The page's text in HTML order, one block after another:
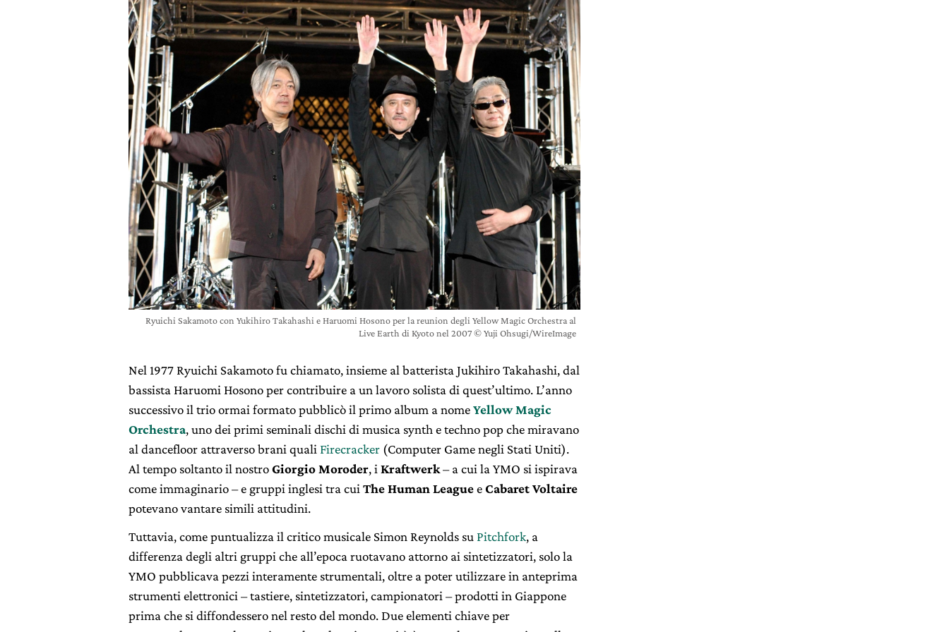
Ryuichi Sakamoto con Yukihiro Takahashi e Haruomi Hosono per la reunion degli Yellow Magic Orchestra al
Live Earth di Kyoto nel 2007 © Yuji Ohsugi/WireImage
Nel 1977 Ryuichi Sakamoto fu chiamato, insieme al batterista Jukihiro Takahashi, dal
bassista Haruomi Hosono per contribuire a un lavoro solista di quest’ultimo. L’anno
successivo il trio ormai formato pubblicò il primo album a nomeYellow Magic
Orchestra, uno dei primi seminali dischi di musica synth e techno pop che miravano
al dancefloor attraverso brani quali Firecracker (Computer Game negli Stati Uniti).
Al tempo soltanto il nostroGiorgio Moroder, i Kraftwerk– a cui la YMO si ispirava
come immaginario – e gruppi inglesi tra cui The Human LeagueeCabaret Voltaire
potevano vantare simili attitudini.
Tuttavia, come puntualizza il critico musicale Simon Reynolds su Pitchfork, a
differenza degli altri gruppi che all’epoca ruotavano attorno ai sintetizzatori, solo la
YMO pubblicava pezzi interamente strumentali, oltre a poter utilizzare in anteprima
strumenti elettronici – tastiere, sintetizzatori, campionatori – prodotti in Giappone
prima che si diffondessero nel resto del mondo. Due elementi chiave per